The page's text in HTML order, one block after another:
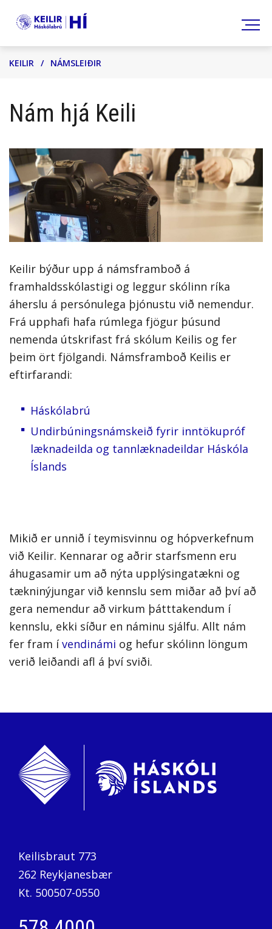
Leita
KEILIR / NÁMSLEIÐIR
Nám hjá Keili
Keilir býður upp á námsframboð á
framhaldsskólastigi og leggur skólinn ríka
áherslu á persónulega þjónustu við nemendur.
Frá upphafi hafa rúmlega fjögur þúsund
nemenda útskrifast frá skólum Keilis og fer
þeim ört fjölgandi. Námsframboð Keilis er
eftirfarandi:
Háskólabrú
Undirbúningsnámskeið fyrir inntökupróf
læknadeilda og tannlæknadeildar Háskóla
Íslands
Mikið er unnið í teymisvinnu og hópverkefnum
við Keilir. Kennarar og aðrir starfsmenn eru
áhugasamir um að nýta upplýsingatækni og
tækninýjungar við kennslu sem miðar að því að
gera nemendur að virkum þátttakendum í
kennslu, ekki síður en náminu sjálfu. Allt nám
fer fram ívendinámi og hefur skólinn löngum
verið leiðandi afl á því sviði.
Keilisbraut 773
262 Reykjanesbær
Kt. 500507-0550